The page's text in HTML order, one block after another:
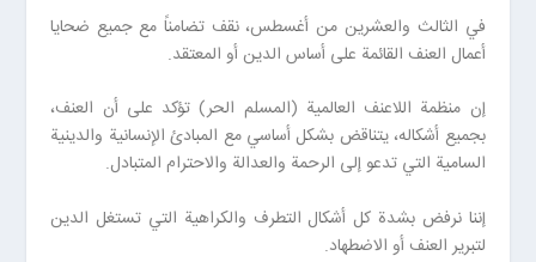
في الثالث والعشرين من أغسطس، نقف تضامناً مع جميع ضحايا
أعمال العنف القائمة على أساس الدين أو المعتقد.
إن منظمة اللاعنف العالمية (المسلم الحر) تؤكد على أن العنف،
بجميع أشكاله، يتناقض بشكل أساسي مع المبادئ الإنسانية والدينية
السامية التي تدعو إلى الرحمة والعدالة والاحترام المتبادل.
إننا نرفض بشدة كل أشكال التطرف والكراهية التي تستغل الدين
لتبرير العنف أو الاضطهاد.